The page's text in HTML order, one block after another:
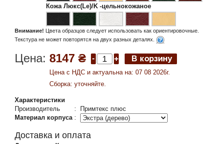
Кожа Люкс(Le)/K -цельнокожаное
Внимание! Цвета образцов следует использовать как ориентировочные.
Текстура не может повторятся на двух разных деталях.
Цена: 8147 ₴
Цена c НДС и актуальна на: 07 08 2026г.
Сборка: уточняйте.
Характеристики
Производитель
:
Примтекс плюс
Материал корпуса:
Доставка и оплата